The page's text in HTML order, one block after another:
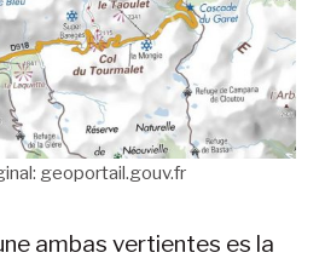
geoportail.gouv.fr
ambas vertientes es la